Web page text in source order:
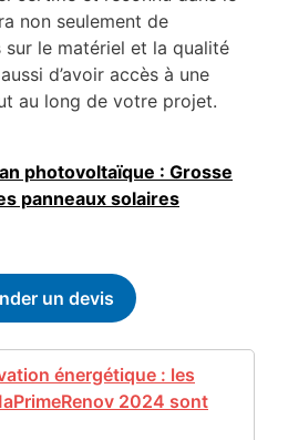
non seulement de
le matériel et la qualité
d’avoir accès à une
au long de votre projet.
photovoltaïque : Grosse
panneaux solaires
un devis
énergétique : les
2024 sont